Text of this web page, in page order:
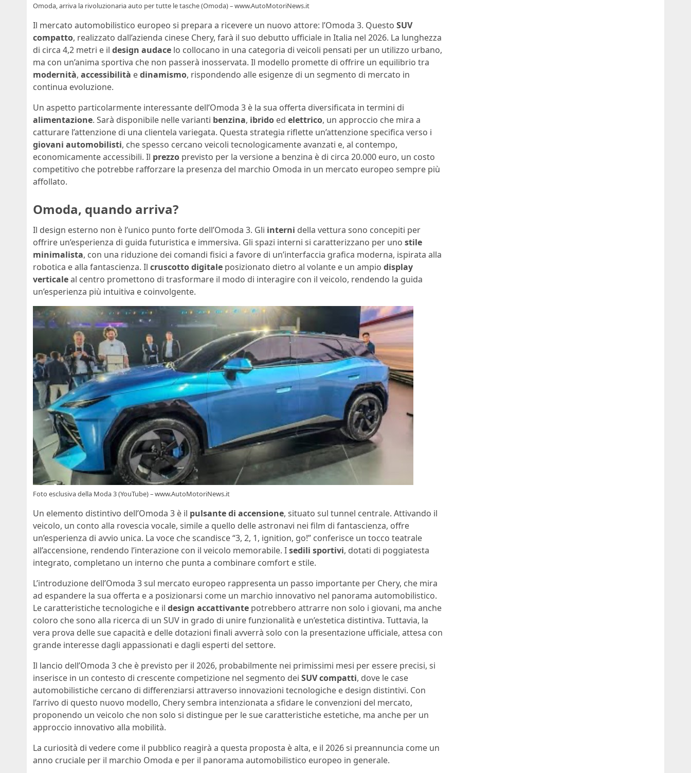
Omoda, arriva la rivoluzionaria auto per tutte le tasche (Omoda) – www.AutoMotoriNews.it
Il mercato automobilistico europeo si prepara a ricevere un nuovo attore: l’Omoda 3. Questo SUV
compatto, realizzato dall’azienda cinese Chery, farà il suo debutto ufficiale in Italia nel 2026. La lunghezza
di circa 4,2 metri e il design audace lo collocano in una categoria di veicoli pensati per un utilizzo urbano,
ma con un’anima sportiva che non passerà inosservata. Il modello promette di offrire un equilibrio tra
modernità, accessibilità edinamismo, rispondendo alle esigenze di un segmento di mercato in
continua evoluzione.
Un aspetto particolarmente interessante dell’Omoda 3 è la sua offerta diversificata in termini di
alimentazione. Sarà disponibile nelle varianti benzina, ibrido ed elettrico, un approccio che mira a
catturare l’attenzione di una clientela variegata. Questa strategia riflette un’attenzione specifica verso i
giovani automobilisti, che spesso cercano veicoli tecnologicamente avanzati e, al contempo,
economicamente accessibili. Il prezzo previsto per la versione a benzina è di circa 20.000 euro, un costo
competitivo che potrebbe rafforzare la presenza del marchio Omoda in un mercato europeo sempre più
affollato.
Omoda, quando arriva?
Il design esterno non è l’unico punto forte dell’Omoda 3. Gli interni della vettura sono concepiti per
offrire un’esperienza di guida futuristica e immersiva. Gli spazi interni si caratterizzano per uno stile
minimalista, con una riduzione dei comandi fisici a favore di un’interfaccia grafica moderna, ispirata alla
robotica e alla fantascienza. Il cruscotto digitale posizionato dietro al volante e un ampio display
verticaleal centro promettono di trasformare il modo di interagire con il veicolo, rendendo la guida
un’esperienza più intuitiva e coinvolgente.
Foto esclusiva della Moda 3 (YouTube) – www.AutoMotoriNews.it
Un elemento distintivo dell’Omoda 3 è il pulsante di accensione, situato sul tunnel centrale. Attivando il
veicolo, un conto alla rovescia vocale, simile a quello delle astronavi nei film di fantascienza, offre
un’esperienza di avvio unica. La voce che scandisce “3, 2, 1, ignition, go!” conferisce un tocco teatrale
all’accensione, rendendo l’interazione con il veicolo memorabile. Isedili sportivi, dotati di poggiatesta
integrato, completano un interno che punta a combinare comfort e stile.
L’introduzione dell’Omoda 3 sul mercato europeo rappresenta un passo importante per Chery, che mira
ad espandere la sua offerta e a posizionarsi come un marchio innovativo nel panorama automobilistico.
Le caratteristiche tecnologiche e il design accattivante potrebbero attrarre non solo i giovani, ma anche
coloro che sono alla ricerca di un SUV in grado di unire funzionalità e un’estetica distintiva. Tuttavia, la
vera prova delle sue capacità e delle dotazioni finali avverrà solo con la presentazione ufficiale, attesa con
grande interesse dagli appassionati e dagli esperti del settore.
Il lancio dell’Omoda 3 che è previsto per il 2026, probabilmente nei primissimi mesi per essere precisi, si
inserisce in un contesto di crescente competizione nel segmento dei SUV compatti, dove le case
automobilistiche cercano di differenziarsi attraverso innovazioni tecnologiche e design distintivi. Con
l’arrivo di questo nuovo modello, Chery sembra intenzionata a sfidare le convenzioni del mercato,
proponendo un veicolo che non solo si distingue per le sue caratteristiche estetiche, ma anche per un
approccio innovativo alla mobilità.
La curiosità di vedere come il pubblico reagirà a questa proposta è alta, e il 2026 si preannuncia come un
anno cruciale per il marchio Omoda e per il panorama automobilistico europeo in generale.